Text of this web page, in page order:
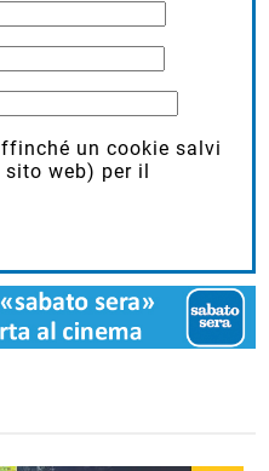
un cookie salvi
web) per il